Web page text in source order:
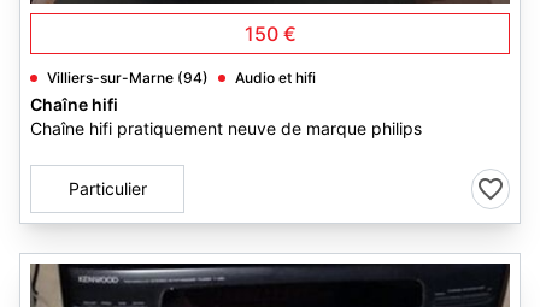
150 €
Villiers-sur-Marne (94) Audio et hifi
Chaîne hifi
Chaîne hifi pratiquement neuve de marque philips
Particulier